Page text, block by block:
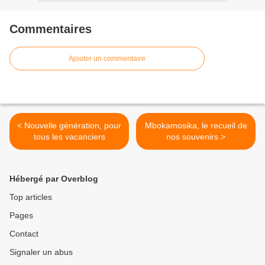
Commentaires
Ajouter un commentaire
< Nouvelle génération, pour
tous les vacanciers
Mbokamosika, le recueil de
nos souvenirs >
Hébergé par Overblog
Top articles
Pages
Contact
Signaler un abus